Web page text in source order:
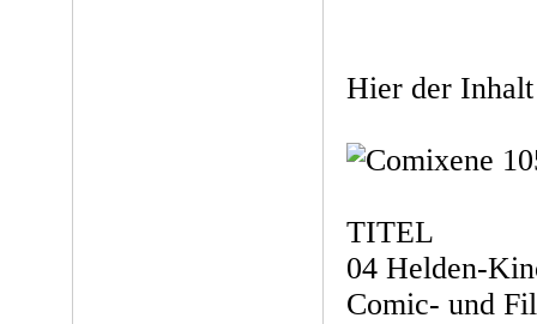
Hier der
TITEL
04 Helden-
Comic- und